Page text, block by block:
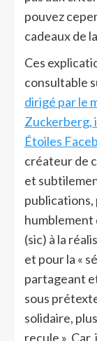
pouvez
cadeaux de
Ces
consultable
dirigé par le
Zuckerberg,
Étoiles
créateur de
et
publications,
(sic) à la
et pour la «
partageant
sous
solidaire,
recule ».